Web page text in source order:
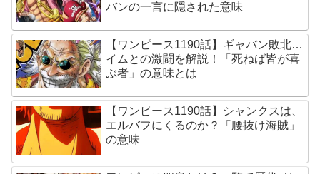
バンの一言に隠された意味
【ワンピース1190話】ギャバン敗北…
イムとの激闘を解説！「死ねば皆が喜
ぶ者」の意味とは
【ワンピース1190話】シャンクスは、
エルバフにくるのか？「腰抜け海賊」
の意味